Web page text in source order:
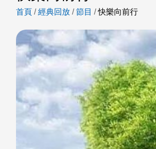
首頁 /經典回放 /節目 /快樂向前行